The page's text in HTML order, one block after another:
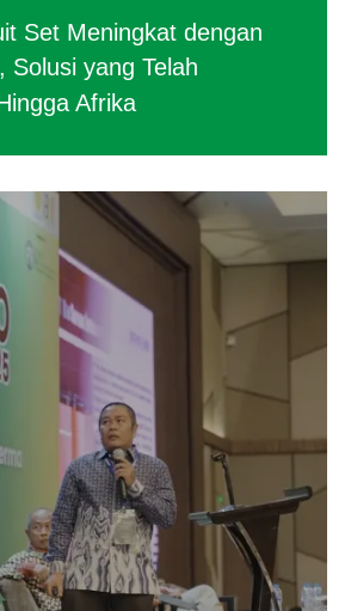
Set Meningkat dengan
Solusi yang Telah
Afrika